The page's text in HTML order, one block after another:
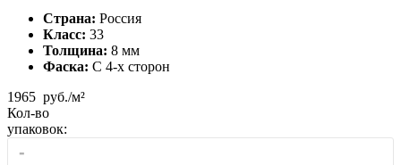
Страна: Россия
Класс: 33
Толщина: 8 мм
Фаска: С 4-x сторон
1965 руб./м²
Кол-во
упаковок:
-